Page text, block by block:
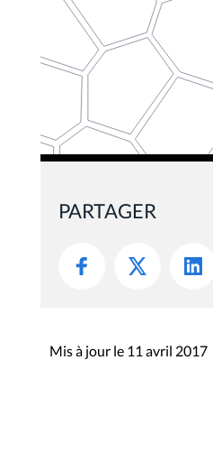
PARTAGER
Mis à jour le 11 avril 2017